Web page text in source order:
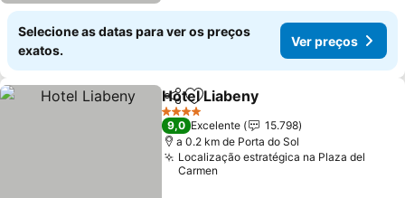
Selecione as datas para ver os preços
exatos.
Ver preços
PartilharAdicionar aos favoritos
Hotel Liabeny
4 Estrelas
9,0 Excelente
15.798
a 0.2 km de Porta do Sol
Localização estratégica na Plaza del
Carmen